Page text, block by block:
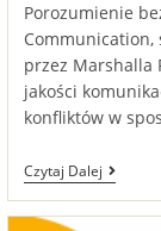
Porozumienie
Communication,
przez Marshalla
jakości
konfliktów w
Czytaj DalejNVC.
O